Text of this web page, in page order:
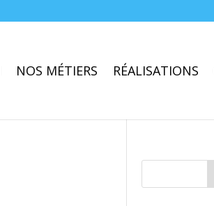
NOS MÉTIERS RÉALISATIONS